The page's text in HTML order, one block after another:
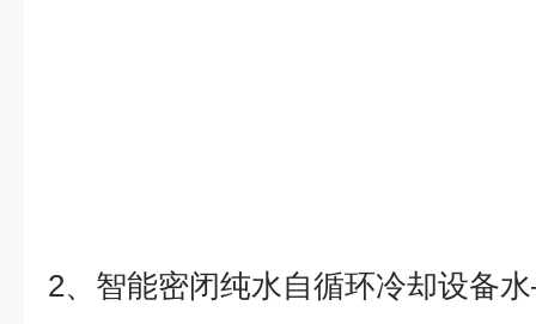
2、智能密闭纯水自循环冷却设备